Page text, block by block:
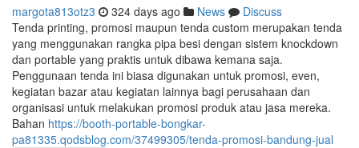
margota813otz3 324 days ago News
Discuss
Tenda printing, promosi maupun tenda custom merupakan tenda
yang menggunakan rangka pipa besi dengan sistem knockdown
dan portable yang praktis untuk dibawa kemana saja.
Penggunaan tenda ini biasa digunakan untuk promosi, even,
kegiatan bazar atau kegiatan lainnya bagi perusahaan dan
organisasi untuk melakukan promosi produk atau jasa mereka.
Bahan https://booth-portable-bongkar-
pa81335.qodsblog.com/37499305/tenda-promosi-bandung-jual